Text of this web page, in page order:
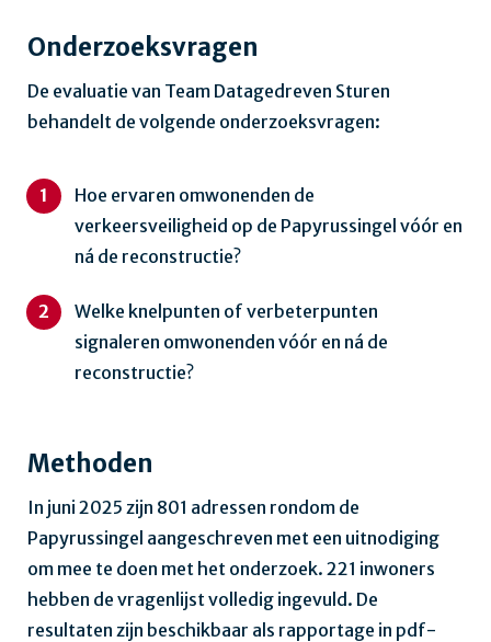
Onderzoeksvragen
De evaluatie van Team Datagedreven Sturen
behandelt de volgende onderzoeksvragen:
Hoe ervaren omwonenden de
verkeersveiligheid op de Papyrussingel vóór en
ná de reconstructie?
Welke knelpunten of verbeterpunten
signaleren omwonenden vóór en ná de
reconstructie?
Methoden
In juni 2025 zijn 801 adressen rondom de
Papyrussingel aangeschreven met een uitnodiging
om mee te doen met het onderzoek. 221 inwoners
hebben de vragenlijst volledig ingevuld. De
resultaten zijn beschikbaar als rapportage in pdf-